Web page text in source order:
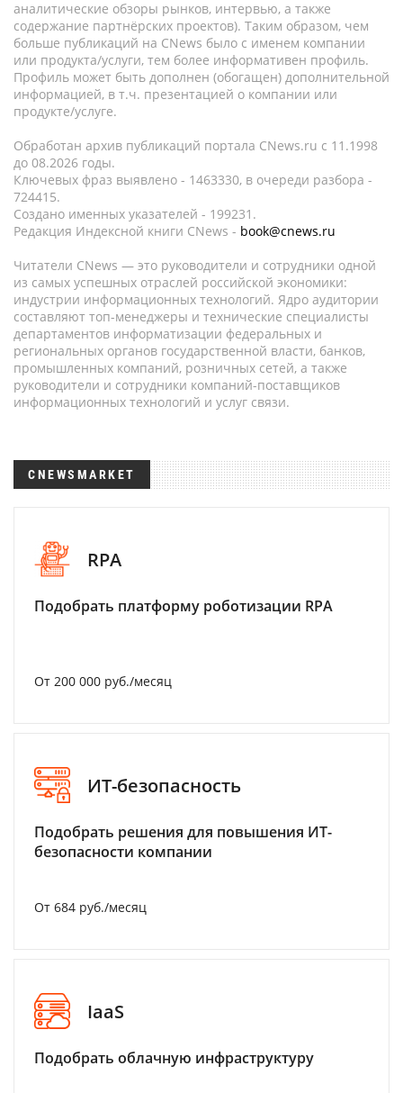
аналитические обзоры рынков, интервью, а также
содержание партнёрских проектов). Таким образом, чем
больше публикаций на CNews было с именем компании
или продукта/услуги, тем более информативен профиль.
Профиль может быть дополнен (обогащен) дополнительной
информацией, в т.ч. презентацией о компании или
продукте/услуге.
Обработан архив публикаций портала CNews.ru c 11.1998
до 08.2026 годы.
Ключевых фраз выявлено - 1463330, в очереди разбора -
724415.
Создано именных указателей - 199231.
Редакция Индексной книги CNews - book@cnews.ru
Читатели CNews — это руководители и сотрудники одной
из самых успешных отраслей российской экономики:
индустрии информационных технологий. Ядро аудитории
составляют топ-менеджеры и технические специалисты
департаментов информатизации федеральных и
региональных органов государственной власти, банков,
промышленных компаний, розничных сетей, а также
руководители и сотрудники компаний-поставщиков
информационных технологий и услуг связи.
CNEWSMARKET
RPA
Подобрать платформу роботизации RPA
От 200 000 руб./месяц
ИТ-безопасность
Подобрать решения для повышения ИТ-
безопасности компании
От 684 руб./месяц
IaaS
Подобрать облачную инфраструктуру